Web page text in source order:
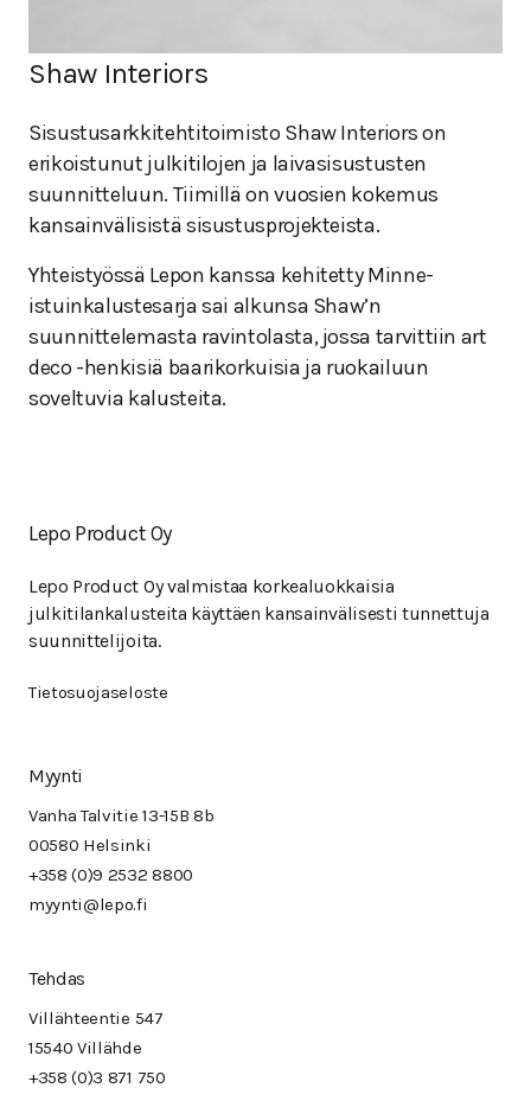
Shaw Interiors
Sisustusarkkitehtitoimisto Shaw Interiors on
erikoistunut julkitilojen ja laivasisustusten
suunnitteluun. Tiimillä on vuosien kokemus
kansainvälisistä sisustusprojekteista.
Yhteistyössä Lepon kanssa kehitetty Minne-
istuinkalustesarja sai alkunsa Shaw’n
suunnittelemasta ravintolasta, jossa tarvittiin art
deco -henkisiä baarikorkuisia ja ruokailuun
soveltuvia kalusteita.
Lepo Product Oy
Lepo Product Oy valmistaa korkealuokkaisia
julkitilankalusteita käyttäen kansainvälisesti tunnettuja
suunnittelijoita.
Tietosuojaseloste
Myynti
Vanha Talvitie 13-15B 8b
00580 Helsinki
+358 (0)9 2532 8800
myynti@lepo.fi
Tehdas
Villähteentie 547
15540 Villähde
+358 (0)3 871 750